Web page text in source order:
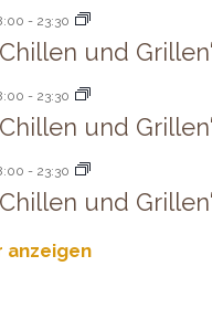
- 23:30
und
- 23:30
und
- 23:30
und
anzeigen